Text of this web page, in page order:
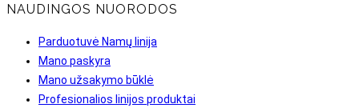
NAUDINGOS NUORODOS
Parduotuvė Namų linija
Mano paskyra
Mano užsakymo būklė
Profesionalios linijos produktai